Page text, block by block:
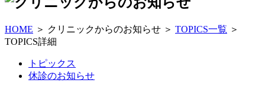
HOME ＞ クリニックからのお知らせ ＞ TOPICS一覧 ＞
TOPICS詳細
トピックス
休診のお知らせ